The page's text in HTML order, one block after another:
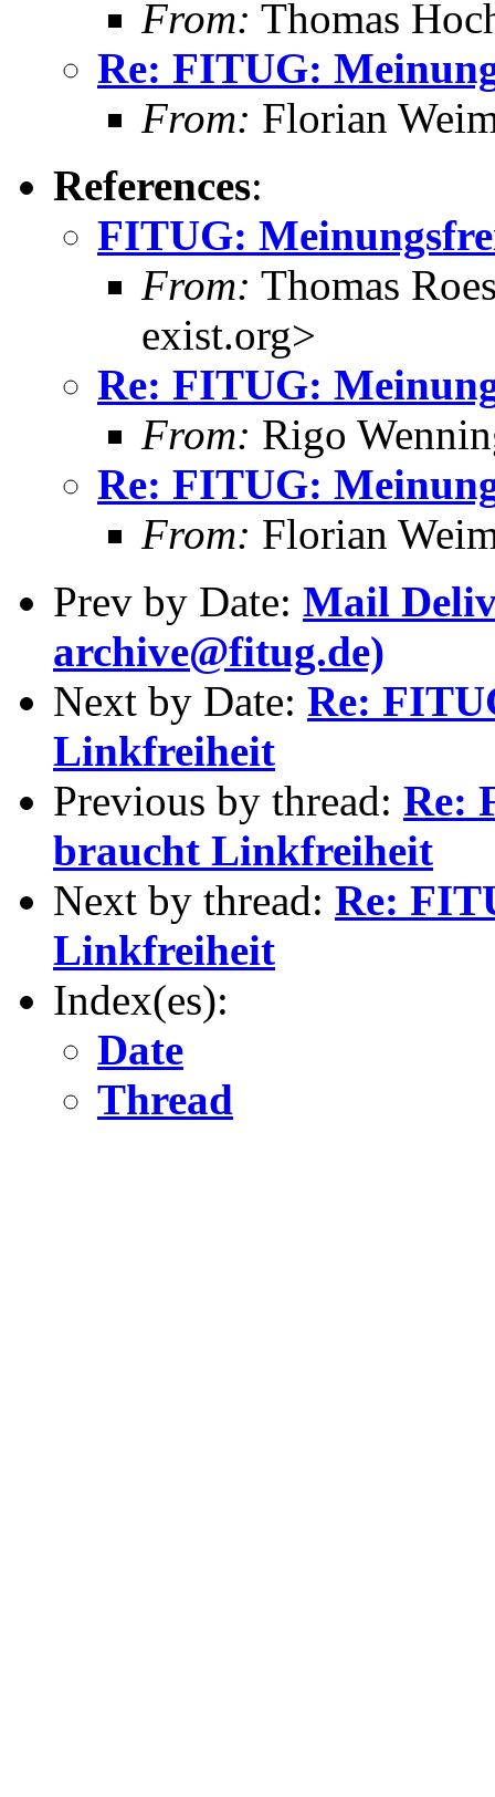
From: Thomas
Re: FITUG:
From: Florian
References:
FITUG:
From: Thomas
exist.org>
Re: FITUG:
From: Rigo
Re: FITUG:
From: Florian
Prev by Date: Mail
archive@fitug.de)
Next by Date: Re:
Linkfreiheit
Previous by thread: Re:
braucht Linkfreiheit
Next by thread: Re:
Linkfreiheit
Index(es):
Date
Thread